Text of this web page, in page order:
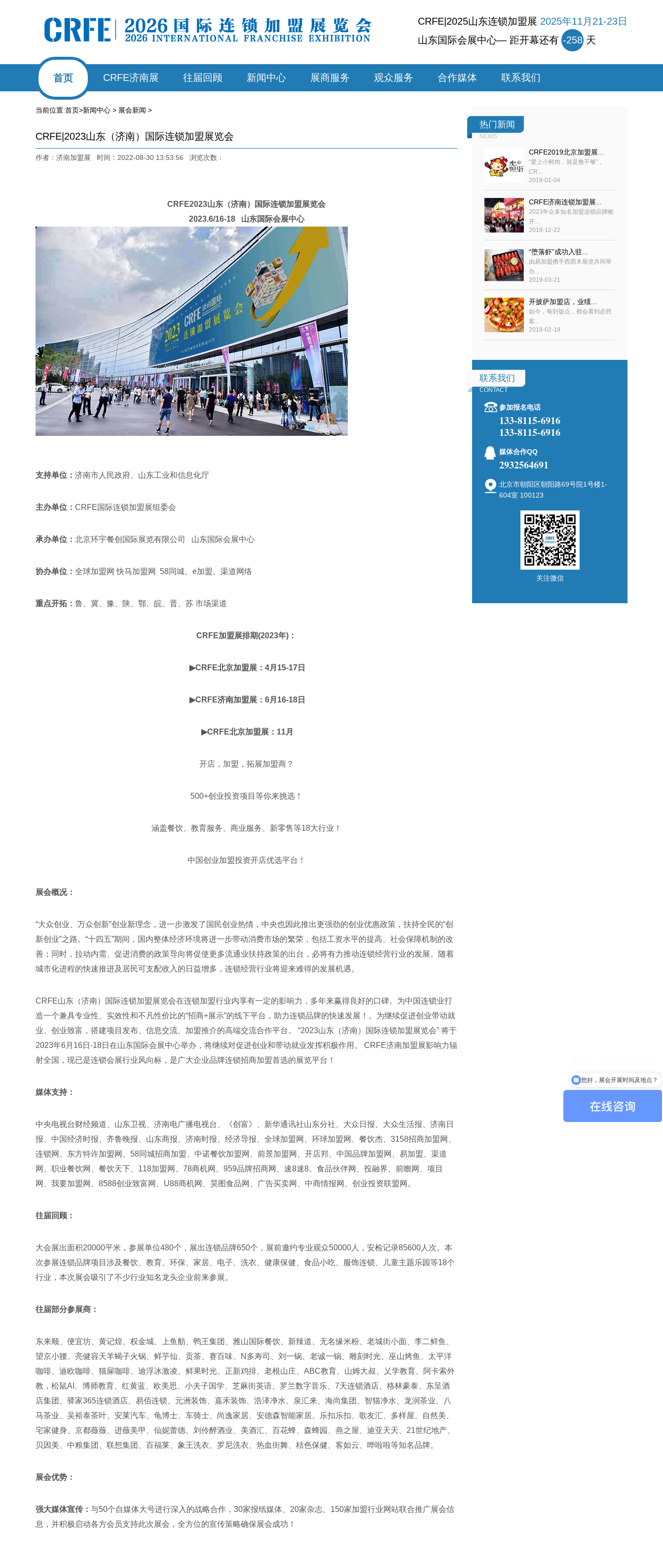
CRFE|2025山东连锁加盟展 2025年11月21-23日
山东国际会展中心— 距开幕还有 -258 天
首页 CRFE济南展 往届回顾 新闻中心 展商服务 观众服务 合作媒体 联系我们
当前位置:首页>新闻中心 > 展会新闻 >
CRFE|2023山东（济南）国际连锁加盟展览会
作者：济南加盟展 时间：2022-08-30 13:53:56 浏览次数：
CRFE2023山东（济南）国际连锁加盟展览会
2023.6/16-18 山东国际会展中心
支持单位： 济南市人民政府、山东工业和信息化厅
主办单位： CRFE国际连锁加盟展组委会
承办单位： 北京环宇餐创国际展览有限公司 山东国际会展中心
协办单位： 全球加盟网 快马加盟网 58同城、e加盟、渠道网络
重点开拓： 鲁、冀、豫、陕、鄂、皖、晋、苏 市场渠道
CRFE加盟展排期(2023年)：
▶CRFE北京加盟展：4月15-17日
▶CRFE济南加盟展：6月16-18日
▶CRFE北京加盟展：11月
开店，加盟，拓展加盟商？
500+创业投资项目等你来挑选！
涵盖餐饮、教育服务、商业服务、新零售等18大行业！
中国创业加盟投资开店优选平台！
展会概况：
“大众创业、万众创新”创业新理念，进一步激发了国民创业热情，中央也因此推出更强劲的创业优惠政策，扶持全民的“创
新创业”之路。“十四五”期间，国内整体经济环境将进一步带动消费市场的繁荣，包括工资水平的提高、社会保障机制的改
善；同时，拉动内需、促进消费的政策导向将促使更多流通业扶持政策的出台，必将有力推动连锁经营行业的发展。随着
城市化进程的快速推进及居民可支配收入的日益增多，连锁经营行业将迎来难得的发展机遇。
CRFE山东（济南）国际连锁加盟展览会在连锁加盟行业内享有一定的影响力，多年来赢得良好的口碑。为中国连锁业打
造一个兼具专业性、实效性和不凡性价比的“招商+展示”的线下平台，助力连锁品牌的快速发展！。为继续促进创业带动就
业、创业致富，搭建项目发布、信息交流、加盟推介的高端交流合作平台。 “2023山东（济南）国际连锁加盟展览会” 将于
2023年6月16日-18日在山东国际会展中心举办，将继续对促进创业和带动就业发挥积极作用。 CRFE济南加盟展影响力辐
射全国，现已是连锁会展行业风向标，是广大企业品牌连锁招商加盟首选的展览平台！
媒体支持：
中央电视台财经频道、山东卫视、济南电广播电视台、《创富》、新华通讯社山东分社、大众日报、大众生活报、济南日
报、中国经济时报、齐鲁晚报、山东商报、济南时报、经济导报、全球加盟网、环球加盟网、餐饮杰、3158招商加盟网、
连锁网、东方特许加盟网、58同城招商加盟、中诺餐饮加盟网、前景加盟网、开店邦、中国品牌加盟网、易加盟、渠道
网、职业餐饮网、餐饮天下、118加盟网、78商机网、959品牌招商网、速8速8、食品伙伴网、投融界、前瞻网、项目
网、我要加盟网、8588创业致富网、U88商机网、昊图食品网、广告买卖网、中商情报网、创业投资联盟网。
往届回顾：
大会展出面积20000平米，参展单位480个，展出连锁品牌650个，展前邀约专业观众50000人，安检记录85600人次。本
次参展连锁品牌项目涉及餐饮、教育、环保、家居、电子、洗衣、健康保健、食品小吃、服饰连锁、儿童主题乐园等18个
行业，本次展会吸引了不少行业知名龙头企业前来参展。
往届部分参展商：
东来顺、便宜坊、黄记煌、权金城、上鱼舫、鸭王集团、雅山国际餐饮、新辣道、无名缘米粉、老城街小面、李二鲜鱼、
望京小腰、亮健容天羊蝎子火锅、鲜芋仙、贡茶、赛百味、N多寿司、刘一锅、老诚一锅、雕刻时光、巫山烤鱼、太平洋
咖啡、迪欧咖啡、猫屎咖啡、迪浮冰激凌、鲜果时光、正新鸡排、老根山庄、ABC教育、山姆大叔、乂学教育、阿卡索外
教，松鼠AI、博师教育、红黄蓝、欧美思、小夫子国学、芝麻街英语、罗兰数字音乐、7天连锁酒店、格林豪泰、东呈酒
店集团、驿家365连锁酒店、易佰连锁、元洲装饰、嘉禾装饰、浩泽净水、泉汇来、海尚集团、智猫净水、龙润茶业、八
马茶业、吴裕泰茶叶、安莱汽车、龟博士、车骑士、尚逸家居、安德森智能家居、乐扣乐扣、歌友汇、多样屋、自然美、
宅家健身、京都薇薇、进薇美甲、仙妮蕾德、刘伶醉酒业、美酒汇、百花蜂、森蜂园、燕之屋、迪亚天天、21世纪地产、
贝因美、中粮集团、联想集团、百福莱、象王洗衣、罗尼洗衣、热血街舞、桔色保健、客如云、哗啦啦等知名品牌。
展会优势：
强大媒体宣传： 与50个自媒体大号进行深入的战略合作，30家报纸媒体、20家杂志、150家加盟行业网站联合推广展会信
息，并积极启动各方会员支持此次展会，全方位的宣传策略确保展会成功！
热门新闻
NEWS
CRFE2019北京加盟展...
“爱上小鲜肉，就是撸不够”，
CR...
2019-01-04
CRFE济南连锁加盟展...
2023年众多知名加盟连锁品牌敞
开...
2018-12-22
“堕落虾”成功入驻...
由易加盟携手西西木展览共同举
办...
2019-03-21
开披萨加盟店，业绩...
如今，每到饭点，都会看到必胜
客...
2019-02-19
联系我们
CONTACT
参加报名电话
133-8115-6916
133-8115-6916
媒体合作QQ
2932564691
北京市朝阳区朝阳路69号院1号楼1-
604室 100123
关注微信
您好，展会开展时间及地点？